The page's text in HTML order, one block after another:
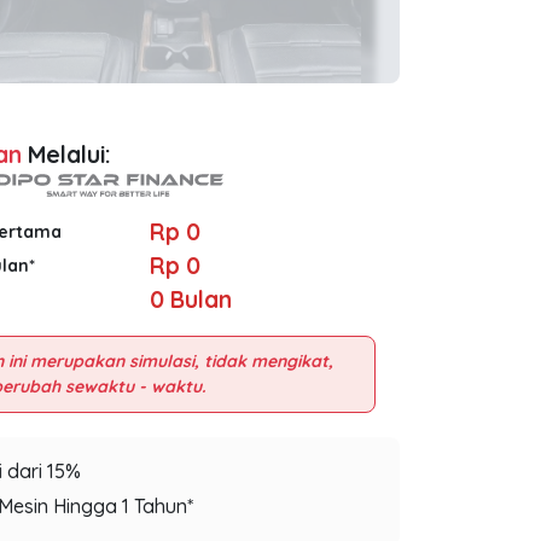
Melalui:
Rp 0
Rp 0
0Bulan
ini merupakan simulasi, tidak mengikat,
dari 15%
Hingga 1 Tahun*